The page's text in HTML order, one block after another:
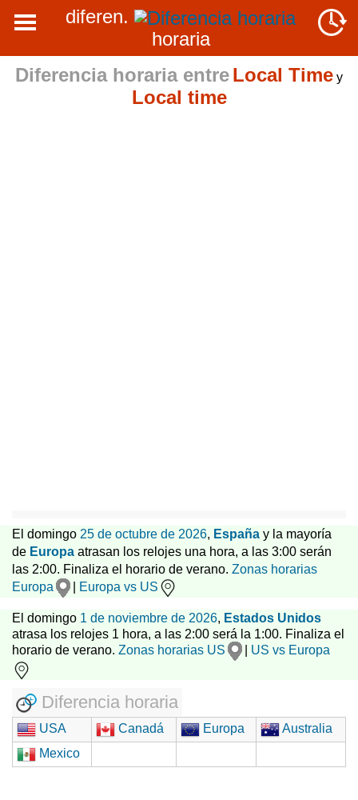
diferen.
horaria
Diferencia horaria entreLocal Time y
Local time
El domingo 25 de octubre de 2026, España y la mayoría
de Europa atrasan los relojes una hora, a las 3:00 serán
las 2:00. Finaliza el horario de verano. Zonas horarias
Europa
Europa vs US
El domingo 1 de noviembre de 2026, Estados Unidos
atrasa los relojes 1 hora, a las 2:00 será la 1:00. Finaliza el
horario de verano. Zonas horarias US US vs Europa
Diferencia horaria
USA Canadá Europa
Australia
Mexico